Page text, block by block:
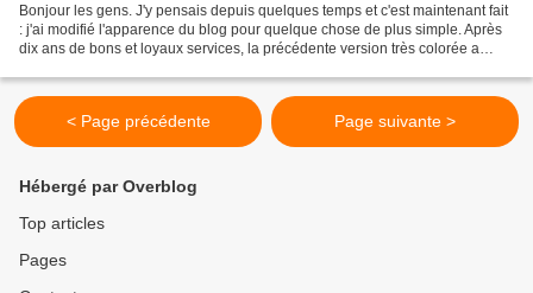
Bonjour les gens. J'y pensais depuis quelques temps et c'est maintenant fait
: j'ai modifié l'apparence du blog pour quelque chose de plus simple. Après
dix ans de bons et loyaux services, la précédente version très colorée a
< Page précédente Page suivante >
Hébergé par Overblog
Top articles
Pages